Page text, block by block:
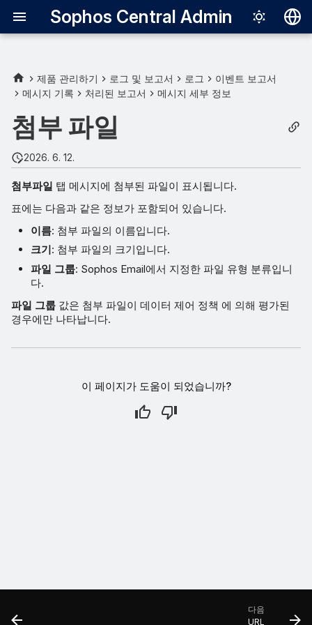
Sophos Central Admin
English
제품 관리하기 로그 및 보고서 로그
이벤트 보고서
메시지 기록
처리된 보고서 메시지 세부 정보
첨부 파일
2026. 6. 12.
첨부파일 탭 메시지에 첨부된 파일이 표시됩니다.
표에는 다음과 같은 정보가 포함되어 있습니다.
이름: 첨부 파일의 이름입니다.
크기: 첨부 파일의 크기입니다.
파일 그룹: Sophos Email에서 지정한 파일 유형 분류입니
다.
파일 그룹 값은 첨부 파일이 데이터 제어 정책 에 의해 평가된
경우에만 나타납니다.
이 페이지가 도움이 되었습니까?
다음
URL